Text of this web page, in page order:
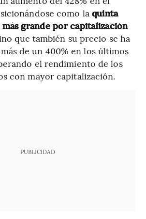
como la quinta
grande por capitalización
que también su precio se ha
de un 400% en los últimos
el rendimiento de los
con mayor capitalización.
PUBLICIDAD